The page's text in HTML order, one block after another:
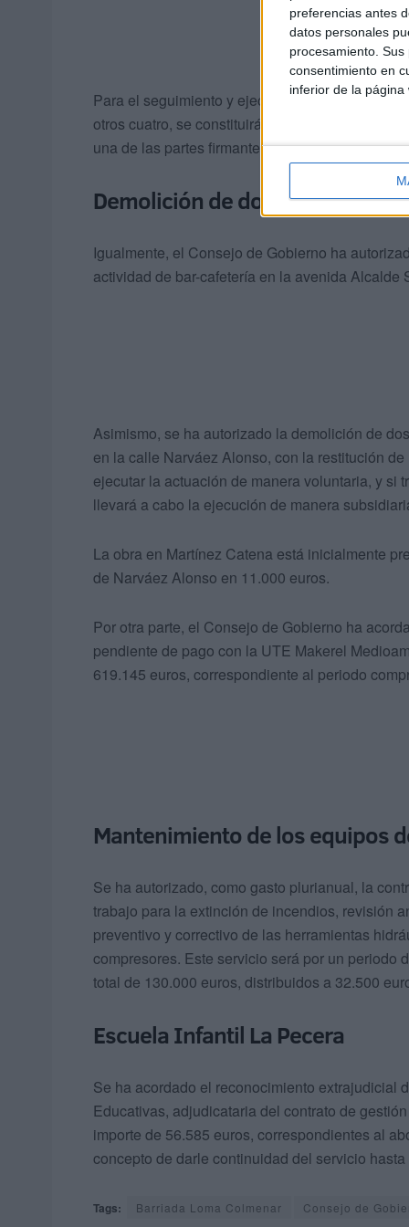
preferencias antes
datos personales
procesamiento.
consentimiento en
inferior de la página
Para el seguimiento y ejecución del protocolo,
otros cuatro, se constituirá una comisión de
una de las partes firmantes.
Demolición de dos obras
Igualmente, el Consejo de Gobierno ha
actividad de bar-cafetería en la avenida Alcalde
Asimismo, se ha autorizado la demolición de
en la calle Narváez Alonso, con la restitución
ejecutar la actuación de manera voluntaria, y si
llevará a cabo la ejecución de manera
La obra en Martínez Catena está inicialmente
de Narváez Alonso en 11.000 euros.
Por otra parte, el Consejo de Gobierno ha
pendiente de pago con la UTE Makerel
619.145 euros, correspondiente al periodo
Mantenimiento de los equipos
Se ha autorizado, como gasto plurianual, la
trabajo para la extinción de incendios, revisión
preventivo y correctivo de las herramientas
compresores. Este servicio será por un periodo
total de 130.000 euros, distribuidos a 32.500
Escuela Infantil La Pecera
Se ha acordado el reconocimiento extrajudicial
Educativas, adjudicataria del contrato de
importe de 56.585 euros, correspondientes al
concepto de darle continuidad del servicio
Tags: Barriada Loma Colmenar Consejo de